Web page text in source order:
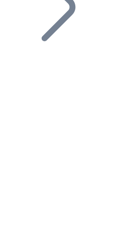
seu ecossistema.
de revendedores e comercialize
seu projeto ao nosso serviço de